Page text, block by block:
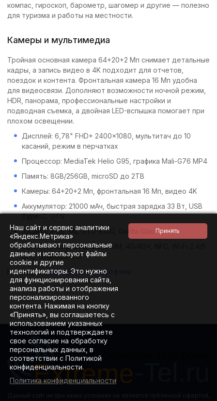
компас, гироскоп, барометр, шагомер и другие — полезно
для туризма и работы на местности.
Камеры и мультимедиа
Тройная основная камера 64+20+2 Мп снимает детальные
кадры, а запись видео в 4K подходит для отчетов,
поездок и контента. Фронтальная камера 16 Мп удобна
для видеосвязи. Дополняют возможности ночной режим,
HDR, панорама, профессиональные настройки и
подводная съемка, а двойная LED-вспышка помогает при
плохом освещении.
Дисплей: 6,78" FHD+ 2400x1080, мультитач до 10
касаний, режим в перчатках
Процессор: MediaTek Helio G95, графика Mali-G76 MP4
Память: 8GB/256GB, microSD до 2TB
Камеры: 64+20+2 Мп, фронтальная 16 Мп, видео 4K
Аккумулятор: 21000 мАч, быстрая зарядка 33 Вт, USB
Type‑C, OTG
Защита: IP68, MIL-STD-810G, Gorilla Glass 5
Связь и беспроводные: 2 SIM, 4G/4G+, NFC, Wi‑Fi 2.4/5
GHz, Bluetooth 5.0
Категории:Защищенные смартфоны
Наш сайт и сервис аналитики
«Яндекс.Метрика»
обрабатывают персональные
данные и используют файлы
cookie и другие
идентификаторы. Это нужно
для функционирования сайта,
анализа работы и отображения
персонализированного
контента. Нажимая на кнопку
«Принять», вы соглашаетесь с
использованием указанных
технологий и подтверждаете
свое согласие на обработку
персональных данных, в
соответствии с Политикой
конфиденциальности.
Политика конфиденциальности